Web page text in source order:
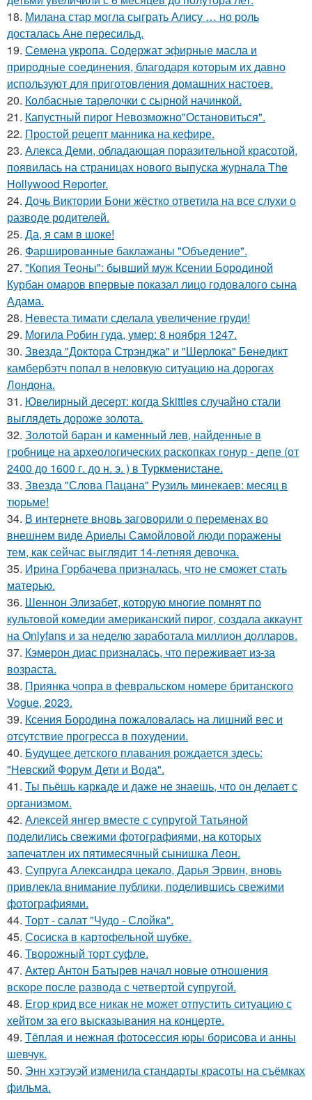
18. Милана стар могла сыграть Алису … но роль
досталась Ане пересильд.
19. Семена укропа. Содержат эфирные масла и
природные соединения, благодаря которым их давно
используют для приготовления домашних настоев.
20. Колбасные тарелочки с сырной начинкой.
21. Капустный пирог Невозможно"Остановиться".
22. Простой рецепт манника на кефире.
23. Алекса Деми, обладающая поразительной красотой,
появилась на страницах нового выпуска журнала The
Hollywood Reporter.
24. Дочь Виктории Бони жёстко ответила на все слухи о
разводе родителей.
25. Да, я сам в шоке!
26. Фаршированные баклажаны "Объедение".
27. "Копия Теоны": бывший муж Ксении Бородиной
Курбан омаров впервые показал лицо годовалого сына
Адама.
28. Невеста тимати сделала увеличение груди!
29. Могила Робин гуда, умер: 8 ноября 1247.
30. Звезда "Доктора Стрэнджа" и "Шерлока" Бенедикт
камбербэтч попал в неловкую ситуацию на дорогах
Лондона.
31. Ювелирный десерт: когда Skittles случайно стали
выглядеть дороже золота.
32. Золотой баран и каменный лев, найденные в
гробнице на археологических раскопках гонур - депе (от
2400 до 1600 г. до н. э. ) в Туркменистане.
33. Звезда "Слова Пацана" Рузиль минекаев: месяц в
тюрьме!
34. В интернете вновь заговорили о переменах во
внешнем виде Ариелы Самойловой люди поражены
тем, как сейчас выглядит 14-летняя девочка.
35. Ирина Горбачева призналась, что не сможет стать
матерью.
36. Шеннон Элизабет, которую многие помнят по
культовой комедии американский пирог, создала аккаунт
на Onlyfans и за неделю заработала миллион долларов.
37. Кэмерон диас призналась, что переживает из-за
возраста.
38. Приянка чопра в февральском номере британского
Vogue, 2023.
39. Ксения Бородина пожаловалась на лишний вес и
отсутствие прогресса в похудении.
40. Будущее детского плавания рождается здесь:
"Невский Форум Дети и Вода".
41. Ты пьёшь каркаде и даже не знаешь, что он делает с
организмом.
42. Алексей янгер вместе с супругой Татьяной
поделились свежими фотографиями, на которых
запечатлен их пятимесячный сынишка Леон.
43. Супруга Александра цекало, Дарья Эрвин, вновь
привлекла внимание публики, поделившись свежими
фотографиями.
44. Торт - салат "Чудо - Слойка".
45. Сосиска в картофельной шубке.
46. Творожный торт суфле.
47. Актер Антон Батырев начал новые отношения
вскоре после развода с четвертой супругой.
48. Егор крид все никак не может отпустить ситуацию с
хейтом за его высказывания на концерте.
49. Тёплая и нежная фотосессия юры борисова и анны
шевчук.
50. Энн хэтэуэй изменила стандарты красоты на съёмках
фильма.